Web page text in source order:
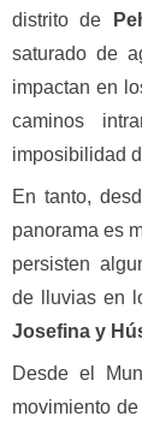
distrito de
saturado de
impactan en
caminos
imposibilidad
En tanto,
panorama es
persisten
de lluvias en
Josefina y
Desde el
movimiento